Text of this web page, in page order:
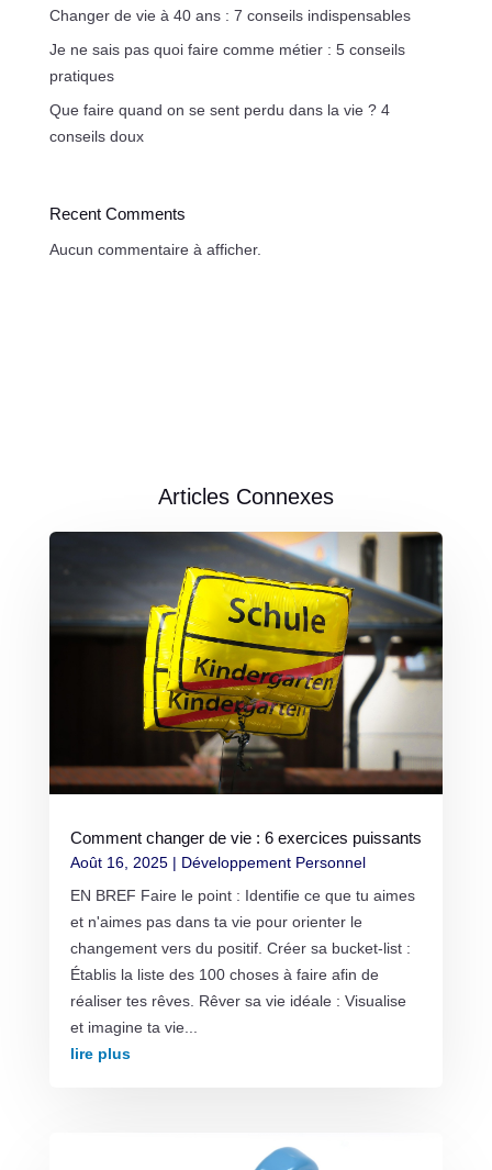
Changer de vie à 40 ans : 7 conseils indispensables
Je ne sais pas quoi faire comme métier : 5 conseils
pratiques
Que faire quand on se sent perdu dans la vie ? 4
conseils doux
Recent Comments
Aucun commentaire à afficher.
Articles Connexes
Comment changer de vie : 6 exercices puissants
Août 16, 2025| Développement Personnel
EN BREF Faire le point : Identifie ce que tu aimes
et n'aimes pas dans ta vie pour orienter le
changement vers du positif. Créer sa bucket-list :
Établis la liste des 100 choses à faire afin de
réaliser tes rêves. Rêver sa vie idéale : Visualise
et imagine ta vie...
lire plus